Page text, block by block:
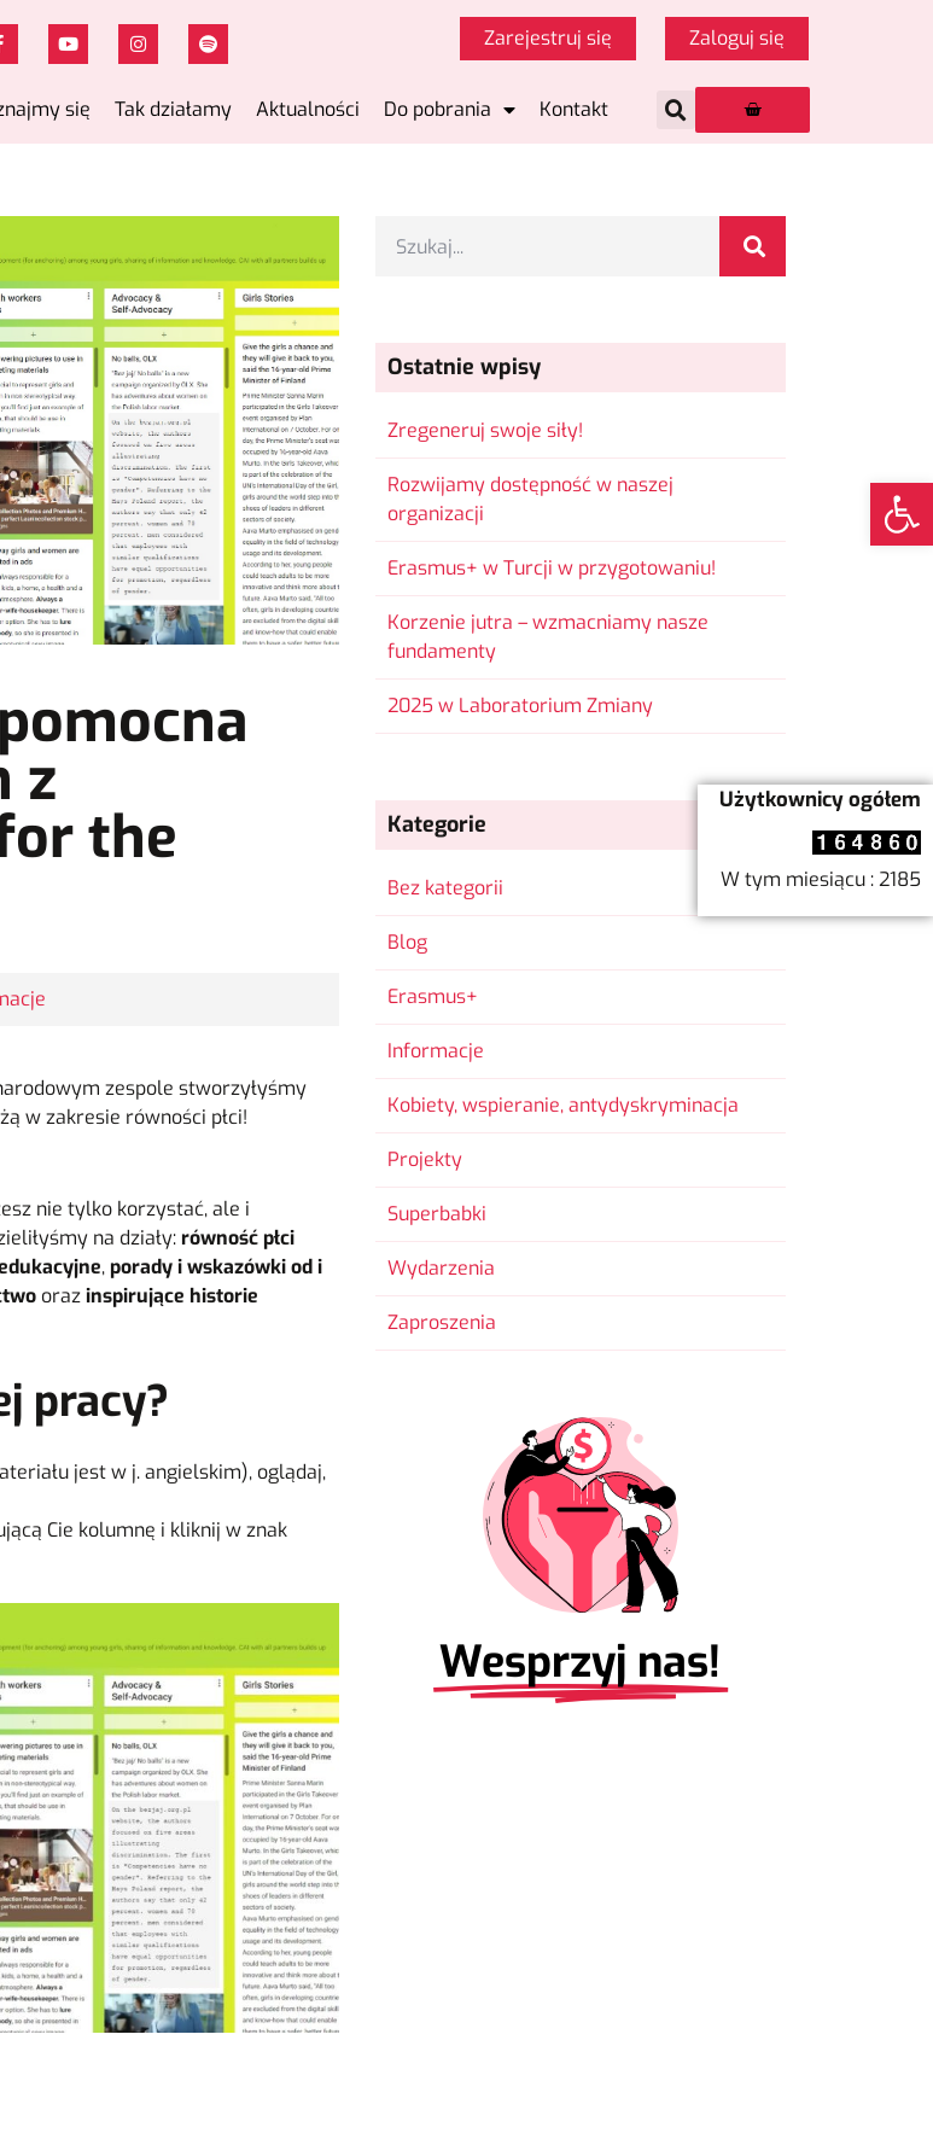
Zarejestruj się Zaloguj się
się Tak działamy Aktualności Do pobrania Kontakt
z
the
zespole stworzyłyśmy
w zakresie równości płci!
nie tylko korzystać, ale i
na działy: równość płci
, porady i wskazówki od i
orazinspirujące historie
pracy?
jest w j. angielskim), oglądaj,
Cie kolumnę i kliknij w znak
Ostatnie wpisy
Zregeneruj swoje siły!
Rozwijamy dostępność w naszej
organizacji
Erasmus+ w Turcji w przygotowaniu!
Korzenie jutra – wzmacniamy nasze
fundamenty
2025 w Laboratorium Zmiany
Kategorie
Bez kategorii
Blog
Erasmus+
Informacje
Kobiety, wspieranie, antydyskryminacja
Projekty
Superbabki
Wydarzenia
Zaproszenia
Wesprzyj nas!
Użytkownicy ogółem
W tym miesiącu : 2185